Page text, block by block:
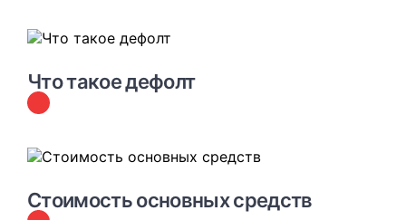
Что такое дефолт
Стоимость основных средств